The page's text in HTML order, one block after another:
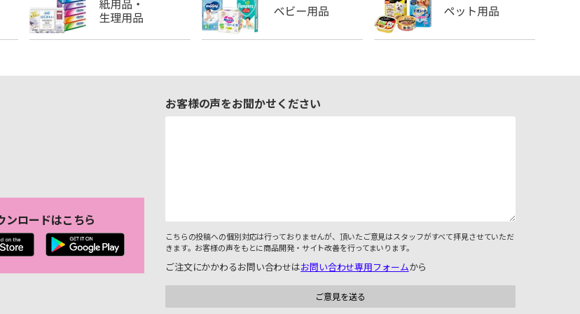
ンロードはこちら
お客様の声をお聞かせください
こちらの投稿への個別対応は行っておりませんが、頂いたご意見はスタッフがすべて拝見させていただ
きます。お客様の声をもとに商品開発・サイト改善を行ってまいります。
ご注文にかかわるお問い合わせはお問い合わせ専用フォームから